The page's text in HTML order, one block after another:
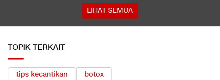
LIHAT SEMUA
TOPIK TERKAIT
tips kecantikan botox